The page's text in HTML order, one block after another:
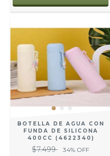
BOTELLA DE AGUA CON
FUNDA DE SILICONA
400CC (4622340)
$7.499 34% OFF